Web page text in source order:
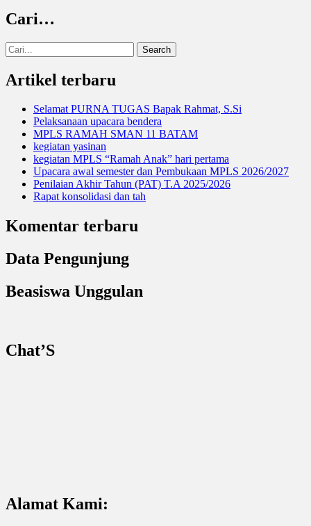
Cari…
Search
for:
Artikel terbaru
Selamat PURNA TUGAS Bapak Rahmat, S.Si
Pelaksanaan upacara bendera
MPLS RAMAH SMAN 11 BATAM
kegiatan yasinan
kegiatan MPLS “Ramah Anak” hari pertama
Upacara awal semester dan Pembukaan MPLS 2026/2027
Penilaian Akhir Tahun (PAT) T.A 2025/2026
Rapat konsolidasi dan tah
Komentar terbaru
Data Pengunjung
Beasiswa Unggulan
Chat’S
Alamat Kami: